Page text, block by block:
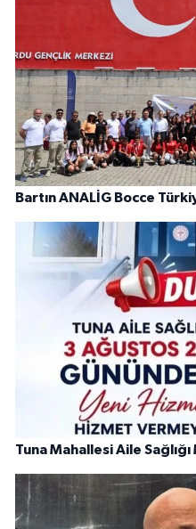
Bartın ANALİG Bocce
Tuna Mahallesi Aile